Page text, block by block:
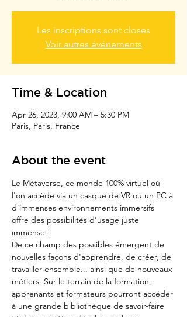
Les inscriptions sont closes
Voir autres événements
Time & Location
Apr 26, 2023, 9:00 AM – 5:30 PM
Paris, Paris, France
About the event
Le Métaverse, ce monde 100% virtuel où
l'on accède via un casque de VR ou un PC à
d'immenses environnements immersifs
offre des possibilités d'usage juste
immense !
De ce champ des possibles émergent de
nouvelles façons d'apprendre, de créer, de
travailler ensemble... ainsi que de nouveaux
métiers. Sur le terrain de la formation,
apprenants et formateurs pourront accéder
à une grande bibliothèque de savoir-faire